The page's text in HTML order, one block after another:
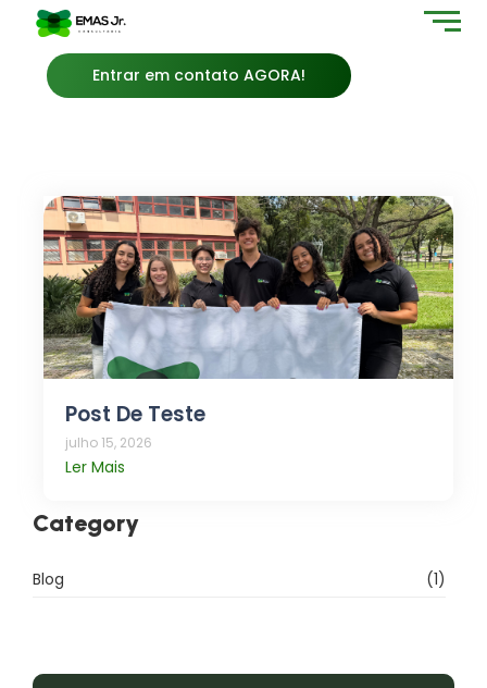
Entrar em contato AGORA!
Post De Teste
julho 15, 2026
Ler Mais
Category
Blog (1)